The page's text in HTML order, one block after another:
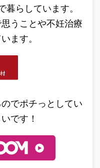
らしています。
うことや不妊治療
ます。
でポチっとしてい
です！